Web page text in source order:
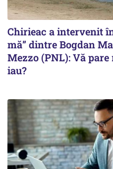
Chirieac a intervenit
mă” dintre Bogdan
Mezzo (PNL): Vă
iau?